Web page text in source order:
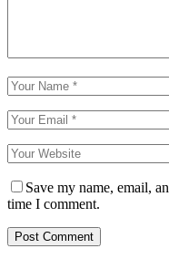
Save my name, email,
time I comment.